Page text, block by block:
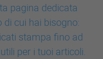
pagina dedicata
cui hai bisogno:
stampa fino ad
per i tuoi articoli.